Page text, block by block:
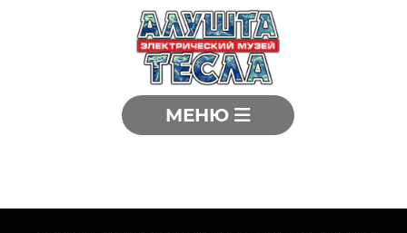
МЕНЮ